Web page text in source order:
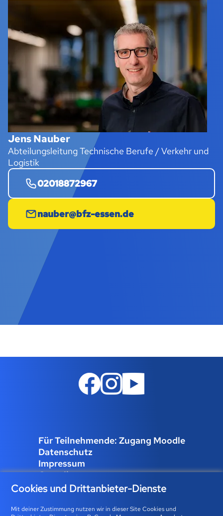
Jens Nauber
Abteilungsleitung Technische Berufe / Verkehr und
Logistik
02018872967
nauber@bfz-essen.de
Für Teilnehmende: Zugang Moodle
Datenschutz
Impressum
Compliance
Job und Karriere
Cookies und Drittanbieter-Dienste
Mit deiner Zustimmung nutzen wir in dieser Site Cookies und